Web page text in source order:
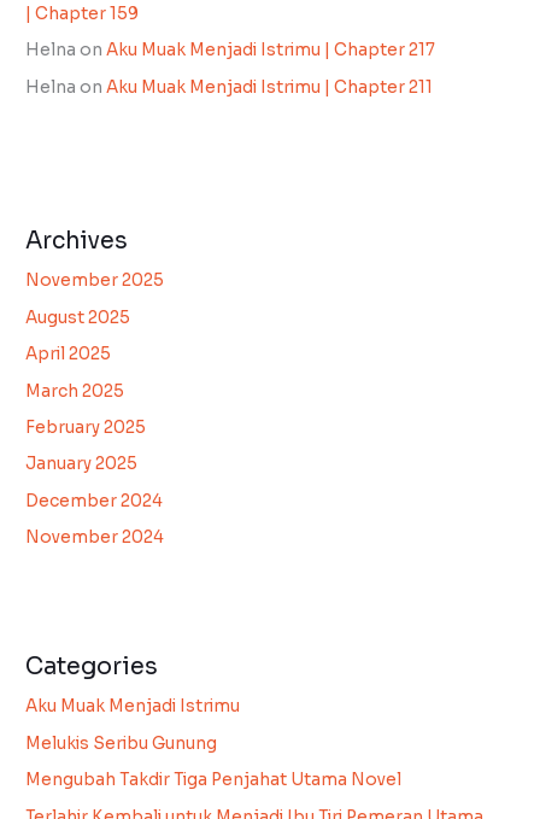
| Chapter 159
Helna onAku Muak Menjadi Istrimu | Chapter 217
Helna onAku Muak Menjadi Istrimu | Chapter 211
Archives
November 2025
August 2025
April 2025
March 2025
February 2025
January 2025
December 2024
November 2024
Categories
Aku Muak Menjadi Istrimu
Melukis Seribu Gunung
Mengubah Takdir Tiga Penjahat Utama Novel